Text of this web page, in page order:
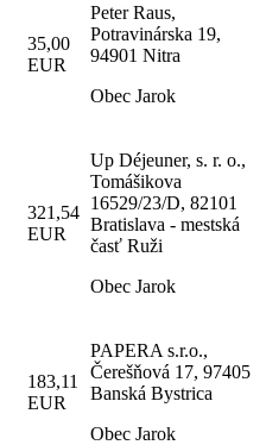
35,00
EUR
Peter Raus,
Potravinárska 19,
94901 Nitra
Obec Jarok
321,54
EUR
Up Déjeuner, s. r. o.,
Tomášikova
16529/23/D, 82101
Bratislava - mestská
časť Ruži
Obec Jarok
183,11
EUR
PAPERA s.r.o.,
Čerešňová 17, 97405
Banská Bystrica
Obec Jarok